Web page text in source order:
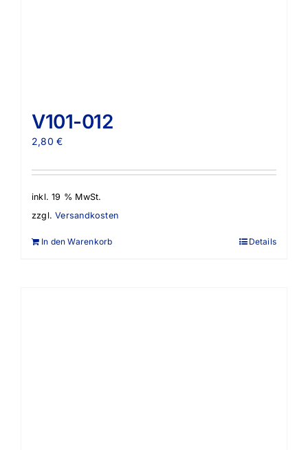
V101-012
2,80€
inkl. 19 % MwSt.
zzgl.Versandkosten
In den Warenkorb Details